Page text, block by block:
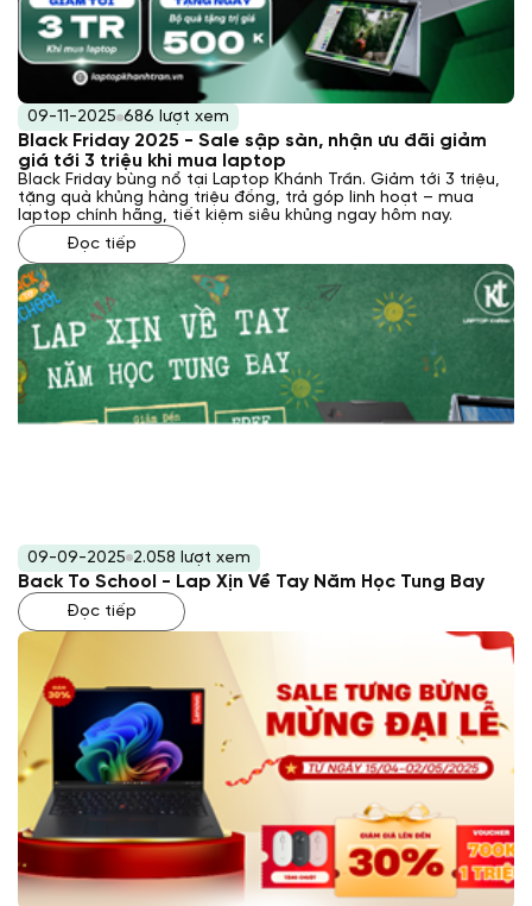
09-11-2025 686 lượt xem
Black Friday 2025 - Sale sập sàn, nhận ưu đãi giảm
giá tới 3 triệu khi mua laptop
Black Friday bùng nổ tại Laptop Khánh Trần. Giảm tới 3 triệu,
tặng quà khủng hàng triệu đồng, trả góp linh hoạt – mua
laptop chính hãng, tiết kiệm siêu khủng ngay hôm nay.
Đọc tiếp
09-09-2025 2.058 lượt xem
Back To School - Lap Xịn Về Tay Năm Học Tung Bay
Đọc tiếp